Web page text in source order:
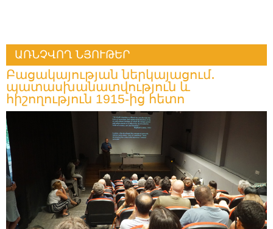
ԱՌՆՉՎՈՂ ՆՅՈՒԹԵՐ
Բացակայության ներկայացում․
պատասխանատվություն և
հիշողություն 1915-ից հետո